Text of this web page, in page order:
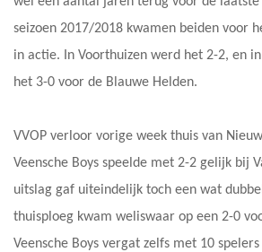
seizoen 2017/2018 kwamen beiden voor
in actie. In Voorthuizen werd het 2-2, en
het 3-0 voor de Blauwe Helden.
VVOP verloor vorige week thuis van
Veensche Boys speelde met 2-2 gelijk bij
uitslag gaf uiteindelijk toch een wat
thuisploeg kwam weliswaar op een 2-0
Veensche Boys vergat zelfs met 10